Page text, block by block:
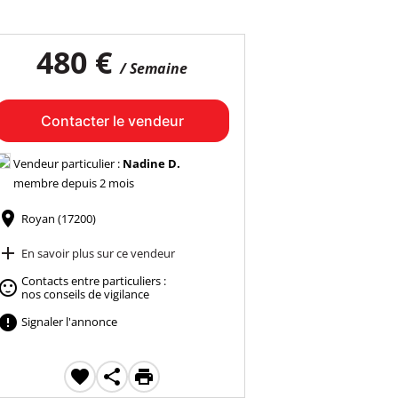
480 €/ Semaine
Contacter le vendeur
Vendeur particulier : Nadine D.
membre depuis 2 mois
Royan (17200)
En savoir plus sur ce vendeur
Contacts entre particuliers :
nos conseils de vigilance
Signaler l'annonce
  